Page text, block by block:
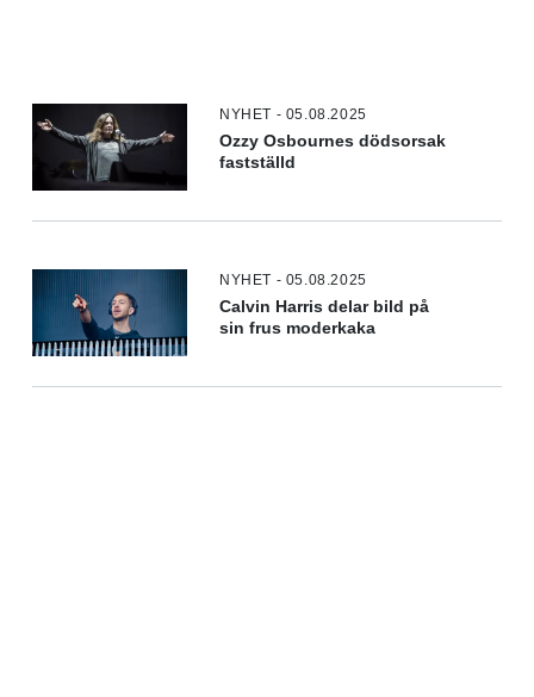
NYHET - 05.08.2025
Ozzy Osbournes dödsorsak
fastställd
NYHET - 05.08.2025
Calvin Harris delar bild på
sin frus moderkaka